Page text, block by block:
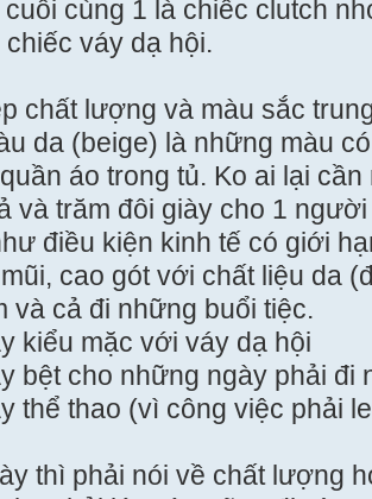
cùng 1 là chiếc clutch
váy dạ hội.
chất lượng và màu sắc
da (beige) là những màu
áo trong tủ. Ko ai lại
và trăm đôi giày cho 1
điều kiện kinh tế có giới
mũi, cao gót với chất liệu da
và cả đi những buổi tiệc.
kiểu mặc với váy dạ hội
bệt cho những ngày phải đi
thể thao (vì công việc phải
thì phải nói về chất lượng